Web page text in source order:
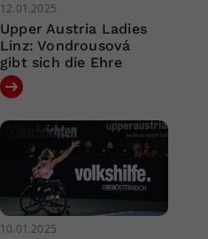
12.01.2025
Upper Austria Ladies
Linz: Vondrousová
gibt sich die Ehre
10.01.2025